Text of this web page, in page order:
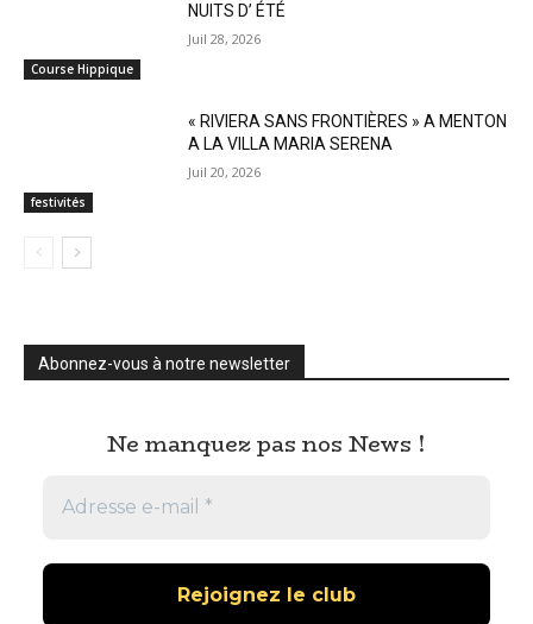
Course Hippique
NUITS D’ ÉTÉ
Juil 28, 2026
festivités
« RIVIERA SANS FRONTIÈRES » A MENTON
A LA VILLA MARIA SERENA
Juil 20, 2026
Abonnez-vous à notre newsletter
Ne manquez pas nos News !